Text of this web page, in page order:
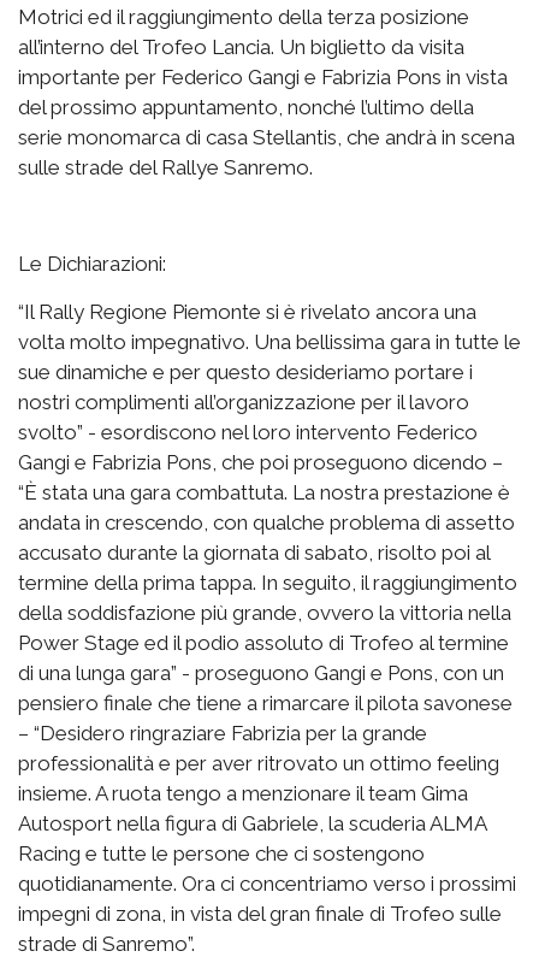
Motrici ed il raggiungimento della terza posizione
all’interno del Trofeo Lancia. Un biglietto da visita
importante per Federico Gangi e Fabrizia Pons in vista
del prossimo appuntamento, nonché l’ultimo della
serie monomarca di casa Stellantis, che andrà in scena
sulle strade del Rallye Sanremo.
Le Dichiarazioni:
“Il Rally Regione Piemonte si è rivelato ancora una
volta molto impegnativo. Una bellissima gara in tutte le
sue dinamiche e per questo desideriamo portare i
nostri complimenti all’organizzazione per il lavoro
svolto” - esordiscono nel loro intervento Federico
Gangi e Fabrizia Pons, che poi proseguono dicendo –
“È stata una gara combattuta. La nostra prestazione è
andata in crescendo, con qualche problema di assetto
accusato durante la giornata di sabato, risolto poi al
termine della prima tappa. In seguito, il raggiungimento
della soddisfazione più grande, ovvero la vittoria nella
Power Stage ed il podio assoluto di Trofeo al termine
di una lunga gara” - proseguono Gangi e Pons, con un
pensiero finale che tiene a rimarcare il pilota savonese
– “Desidero ringraziare Fabrizia per la grande
professionalità e per aver ritrovato un ottimo feeling
insieme. A ruota tengo a menzionare il team Gima
Autosport nella figura di Gabriele, la scuderia ALMA
Racing e tutte le persone che ci sostengono
quotidianamente. Ora ci concentriamo verso i prossimi
impegni di zona, in vista del gran finale di Trofeo sulle
strade di Sanremo”.